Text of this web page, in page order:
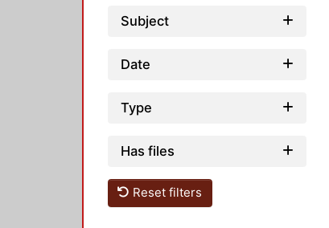
Subject
Date
Type
Has files
Reset filters